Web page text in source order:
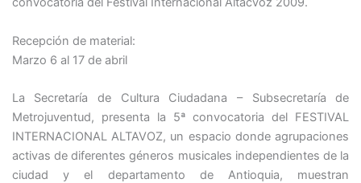
Recepción de material:
Marzo 6 al 17 de abril
La Secretaría de Cultura Ciudadana – Subsecretaría de
Metrojuventud, presenta la 5ª convocatoria del FESTIVAL
INTERNACIONAL ALTAVOZ, un espacio donde agrupaciones
activas de diferentes géneros musicales independientes de la
ciudad y el departamento de Antioquia, muestran